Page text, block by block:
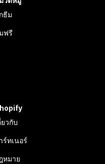
ธีม
ฟรี
ยวกับ
ร์ทเนอร์
หมาย